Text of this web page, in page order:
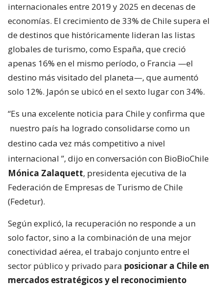
internacionales entre 2019 y 2025 en decenas de
economías. El crecimiento de 33% de Chile supera el
de destinos que históricamente lideran las listas
globales de turismo, como España, que creció
apenas 16% en el mismo período, o Francia —el
destino más visitado del planeta—, que aumentó
solo 12%. Japón se ubicó en el sexto lugar con 34%.
“Es una excelente noticia para Chile y confirma que
nuestro país ha logrado consolidarse como un
destino cada vez más competitivo a nivel
internacional ”, dijo en conversación con BioBioChile
Mónica Zalaquett, presidenta ejecutiva de la
Federación de Empresas de Turismo de Chile
(Fedetur).
Según explicó, la recuperación no responde a un
solo factor, sino a la combinación de una mejor
conectividad aérea, el trabajo conjunto entre el
sector público y privado para posicionar a Chile en
mercados estratégicos y el reconocimiento